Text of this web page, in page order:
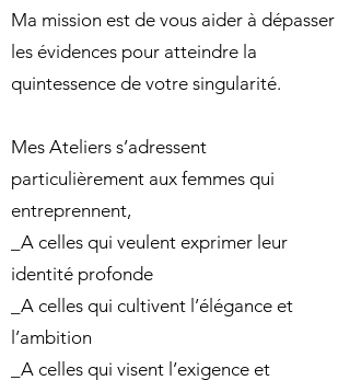
Ma mission est de vous aider à dépasser
les évidences pour atteindre la
quintessence de votre singularité.
Mes Ateliers s’adressent
particulièrement aux femmes qui
entreprennent,
A celles qui veulent exprimer leur
identité profonde
A celles qui cultivent l’élégance et
l’ambition
A celles qui visent l’exigence et